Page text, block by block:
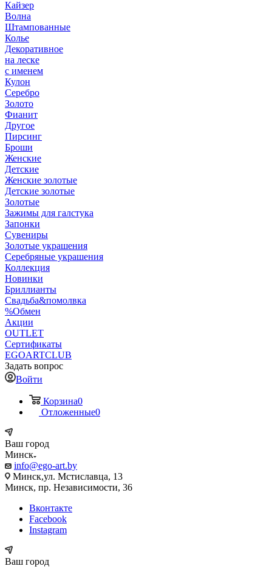
Кайзер
Волна
Штампованные
Колье
Декоративное
на леске
с именем
Кулон
Серебро
Золото
Фианит
Другое
Пирсинг
Броши
Женские
Детские
Женские золотые
Детские золотые
Золотые
Зажимы для галстука
Запонки
Сувениры
Золотые украшения
Серебряные украшения
Коллекция
Новинки
Бриллианты
Свадьба&помолвка
%Обмен
Акции
OUTLET
Сертификаты
EGOARTCLUB
Задать вопрос
Войти
Корзина0
Отложенные0
Ваш город
Минск
info@ego-art.by
Минск,ул. Мстиславца, 13
Минск, пр. Независимости, 36
Вконтакте
Facebook
Instagram
Ваш город